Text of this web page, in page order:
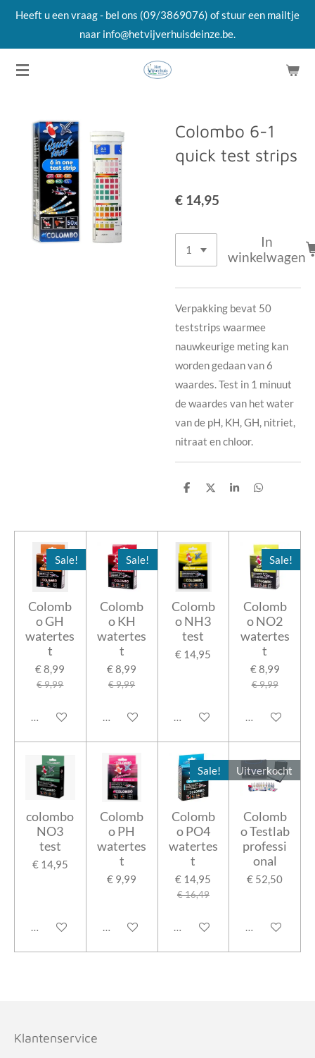
Ga
de
Heeft u een vraag - bel ons (09/3869076) of stuur een mailtje
naar info@hetvijverhuisdeinze.be.
Colombo 6-1
quick test strips
€ 14,95
In
winkelwagen
Verpakking bevat 50
teststrips waarmee
nauwkeurige meting kan
worden gedaan van 6
waardes. Test in 1 minuut
de waardes van het water
van de pH, KH, GH, nitriet,
nitraat en chloor.
D
n
D
S
e
D
n
Sale!
Colomb
o GH
watertes
t
€ 8,99
€ 9,99
In winkelwagen
Sale!
Colomb
o KH
watertes
t
€ 8,99
€ 9,99
In winkelwagen
Colomb
o NH3
test
€ 14,95
In winkelwagen
Sale!
Colomb
o NO2
watertes
t
€ 8,99
€ 9,99
In
colombo
NO3
test
€ 14,95
In winkelwagen
Colomb
o PH
watertes
t
€ 9,99
In winkelwagen
Sale!
Colomb
o PO4
watertes
t
€ 14,95
€ 16,49
In winkelwagen
Uitverkocht
Colomb
o Testlab
professi
onal
€ 52,50
Houd mij op
Klantenservice